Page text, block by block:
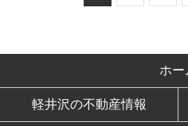
ホー
軽井沢の不動産情報